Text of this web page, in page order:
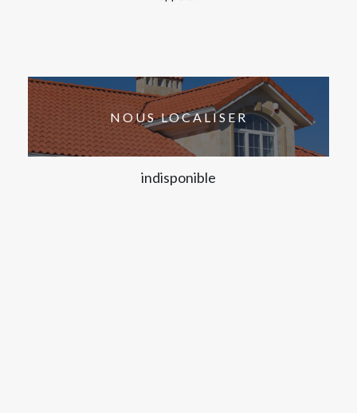
NOUS LOCALISER
indisponible